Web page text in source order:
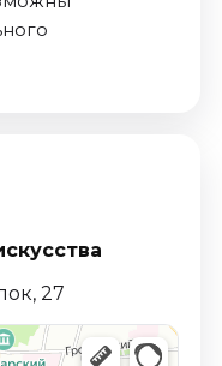
27